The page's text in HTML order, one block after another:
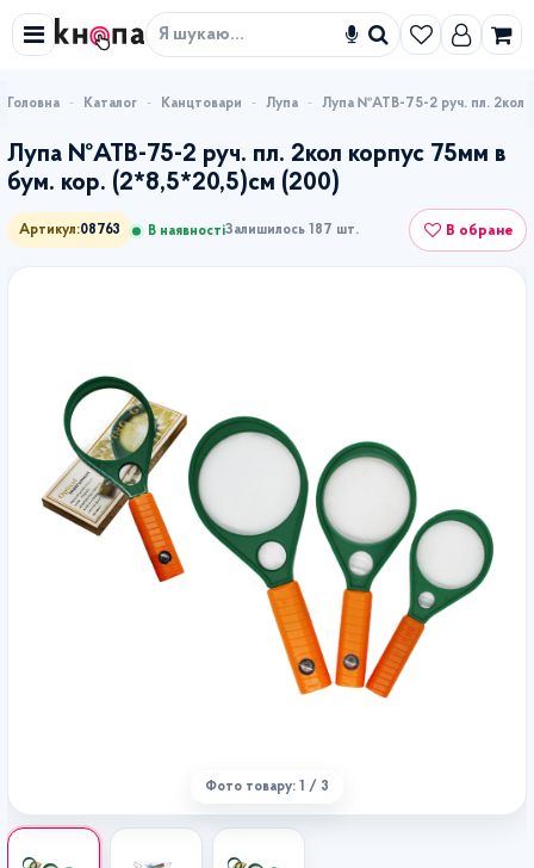
Знайти
Каталог Канцтовари Лупа Лупа №АТВ-75-2 руч. пл. 2кол
Лупа №АТВ-75-2 руч. пл. 2кол корпус 75мм в
бум. кор. (2*8,5*20,5)см (200)
Артикул:08763 В наявностіЗалишилось 187 шт. В обране
Фото товару: 1 / 3